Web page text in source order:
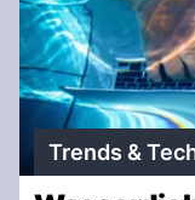
Trends &